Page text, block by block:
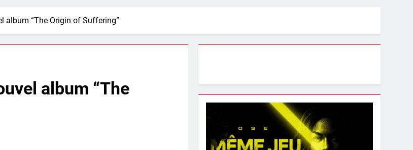
album “The Origin of Suffering”
album “The